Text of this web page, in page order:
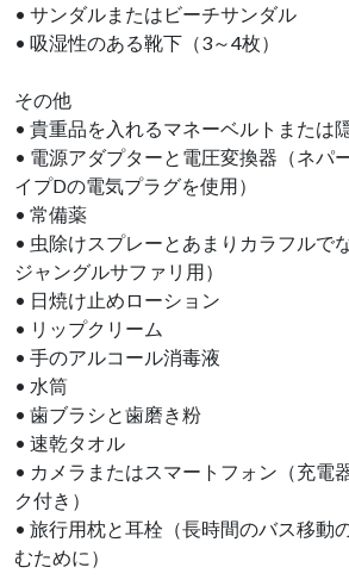
• サンダルまたはビーチサンダル
• 吸湿性のある靴下（3～4枚）
その他
• 貴重品を入れるマネーベルトまたは
• 電源アダプターと電圧変換器（ネパ
イプDの電気プラグを使用）
• 常備薬
• 虫除けスプレーとあまりカラフルで
ジャングルサファリ用）
• 日焼け止めローション
• リップクリーム
• 手のアルコール消毒液
• 水筒
• 歯ブラシと歯磨き粉
• 速乾タオル
• カメラまたはスマートフォン（充電
ク付き）
• 旅行用枕と耳栓（長時間のバス移動
むために）